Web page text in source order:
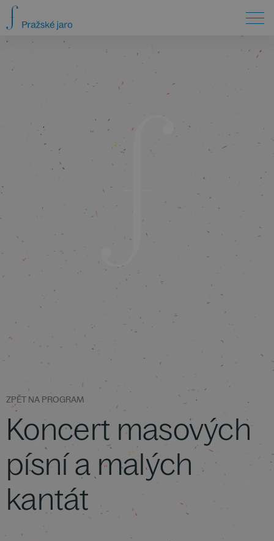
ZPĚT NA PROGRAM
Koncert masových
písní a malých
kantát